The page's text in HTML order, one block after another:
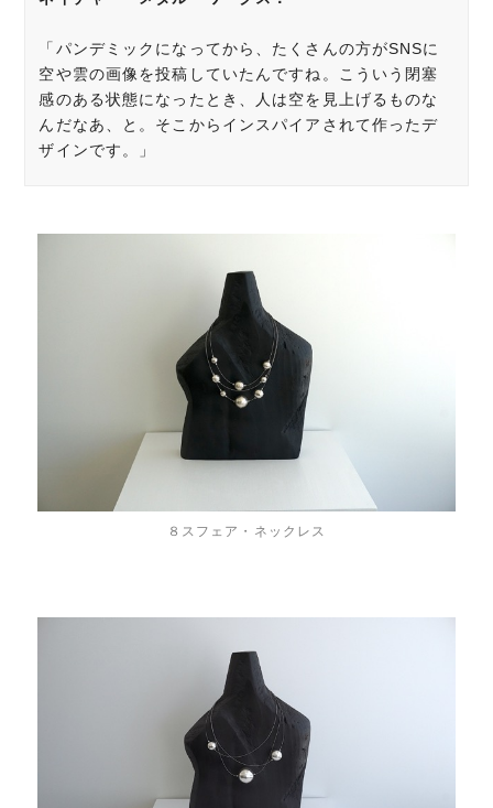
「パンデミックになってから、たくさんの方がSNSに
空や雲の画像を投稿していたんですね。こういう閉塞
感のある状態になったとき、人は空を見上げるものな
んだなあ、と。そこからインスパイアされて作ったデ
ザインです。」
８スフェア・ネックレス